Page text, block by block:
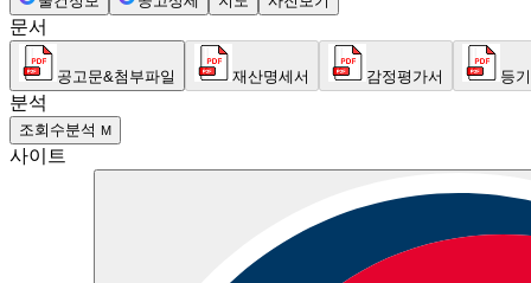
문서
공고문&첨부파일 재산명세서 감정평가서 등
분석
조회수분석 M
사이트